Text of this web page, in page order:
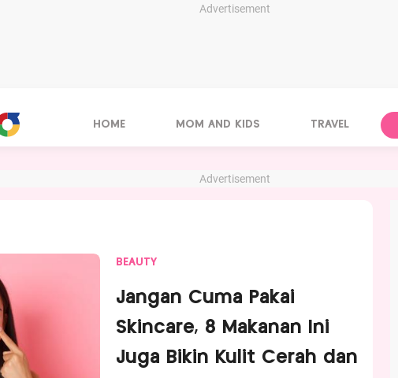
Advertisement
HOME MOM AND KIDS TRAVEL
Advertisement
BEAUTY
Jangan Cuma Pakai
Skincare, 8 Makanan Ini
Juga Bikin Kulit Cerah dan